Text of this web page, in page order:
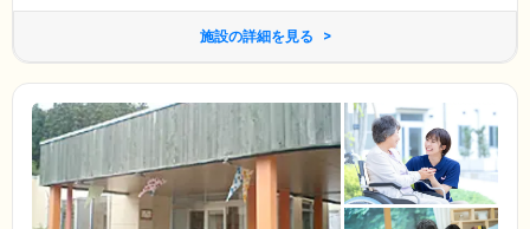
施設の詳細を見る